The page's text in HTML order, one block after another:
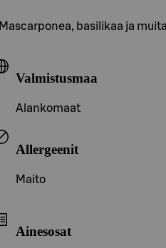
Mascarponea, basilikaa ja
Valmistusmaa
Alankomaat
Allergeenit
Maito
Ainesosat